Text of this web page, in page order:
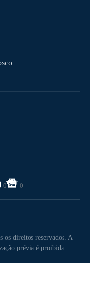
0 0
direitos reservados. A
prévia é proibida.